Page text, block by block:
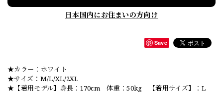
日本国内にお住まいの方向け
Save
★カラー：ホワイト
★サイズ：M/L/XL/2XL
★【着用モデル】身長：170cm 体重：50kg 【着用サイズ】：L